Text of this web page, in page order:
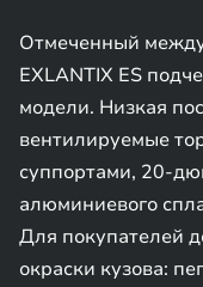
Отмеченный
EXLANTIX ES
модели. Низкая
вентилируемые
суппортами, 20-
алюминиевого
Для покупателей
окраски кузова: